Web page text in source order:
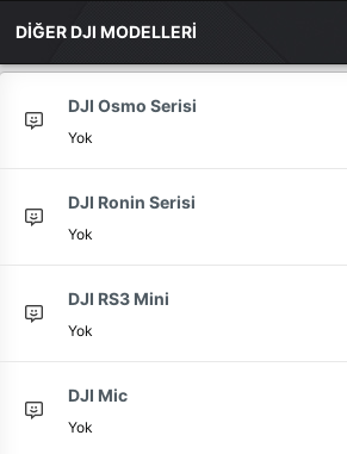
DİĞER DJI MODELLERİ
DJI Osmo Serisi
Yok
DJI Ronin Serisi
Yok
DJI RS3 Mini
Yok
DJI Mic
Yok